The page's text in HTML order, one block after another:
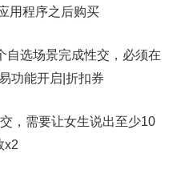
用程序之后购买
自选场景完成性交，必须在
功能开启|折扣券
，需要让女生说出至少10
x2